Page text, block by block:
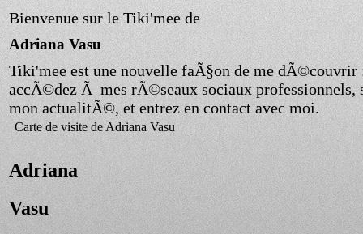
Bienvenue sur le Tiki'mee de
Adriana Vasu
Tiki'mee est une nouvelle faÃ§on de me dÃ©couvrir
accÃ©dez Ã mes rÃ©seaux sociaux professionnels,
mon actualitÃ©, et entrez en contact avec moi.
Carte de visite de Adriana Vasu
Adriana
Vasu